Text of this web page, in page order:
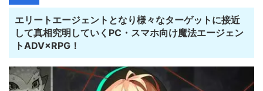
エリートエージェントとなり様々なターゲットに接近
して真相究明していくPC・スマホ向け魔法エージェン
トADV×RPG！